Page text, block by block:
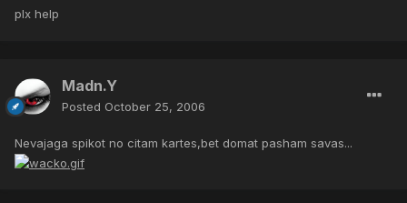
plx help
Madn.Y
Posted October 25, 2006
Nevajaga spikot no citam kartes,bet domat pasham savas...